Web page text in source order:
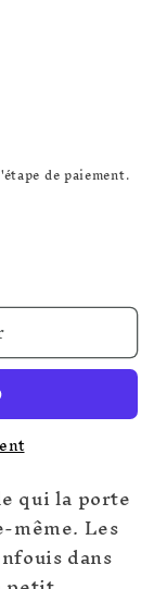
de paiement.
qui la porte
même. Les
dans